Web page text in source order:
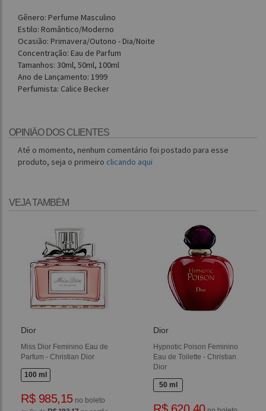
Gênero: Perfume Masculino
Estilo: Romântico/Moderno
Ocasião: Primavera/Outono - Dia/Noite
Concentração: Eau de Parfum
Tamanhos: 30ml, 50ml, 100ml
Ano de Lançamento: 1999
Perfumista: Calice Becker
OPINIÃO DOS CLIENTES
Até o momento, nenhum comentário foi postado para esse
produto, seja o primeiro clicando aqui
VEJA TAMBÉM
Dior
Miss Dior Feminino Eau de
Parfum - Christian Dior
100 ml
R$ 985,15no boleto
Dior
Hypnotic Poison Feminino
Eau de Toilette - Christian
Dior
50 ml